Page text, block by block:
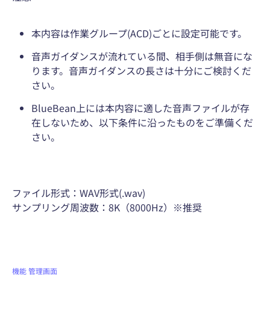
本内容は作業グループ(ACD)ごとに設定可能です。
音声ガイダンスが流れている間、相手側は無音にな
ります。音声ガイダンスの長さは十分にご検討くだ
さい。
BlueBean上には本内容に適した音声ファイルが存
在しないため、以下条件に沿ったものをご準備くだ
さい。
ファイル形式：WAV形式(.wav)
サンプリング周波数：8K（8000Hz）※推奨
機能管理画面